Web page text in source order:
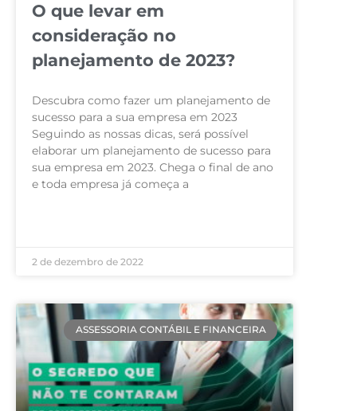
O que levar em
consideração no
planejamento de 2023?
Descubra como fazer um planejamento de
sucesso para a sua empresa em 2023
Seguindo as nossas dicas, será possível
elaborar um planejamento de sucesso para
sua empresa em 2023. Chega o final de ano
e toda empresa já começa a
2 de dezembro de 2022
ASSESSORIA CONTÁBIL E FINANCEIRA